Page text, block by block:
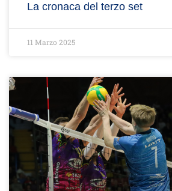
La cronaca del terzo set
11 Marzo 2025